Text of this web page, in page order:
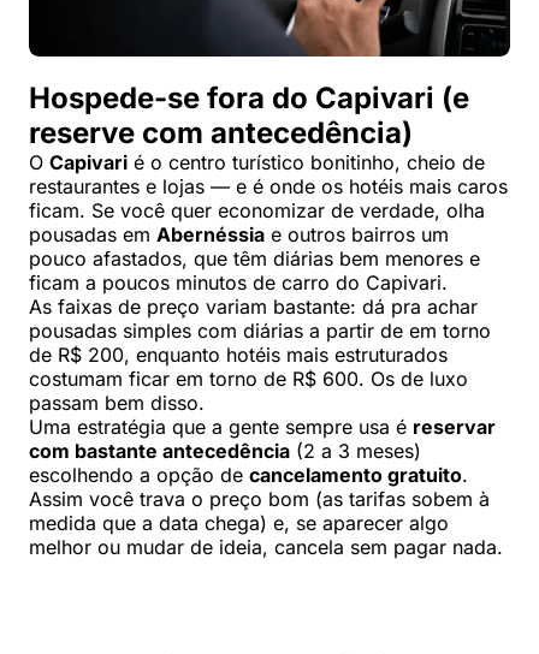
Hospede-se fora do Capivari (e
reserve com antecedência)
O Capivari é o centro turístico bonitinho, cheio de
restaurantes e lojas — e é onde os hotéis mais caros
ficam. Se você quer economizar de verdade, olha
pousadas em Abernéssia e outros bairros um
pouco afastados, que têm diárias bem menores e
ficam a poucos minutos de carro do Capivari.
As faixas de preço variam bastante: dá pra achar
pousadas simples com diárias a partir de em torno
de R$ 200, enquanto hotéis mais estruturados
costumam ficar em torno de R$ 600. Os de luxo
passam bem disso.
Uma estratégia que a gente sempre usa é reservar
com bastante antecedência (2 a 3 meses)
escolhendo a opção de cancelamento gratuito.
Assim você trava o preço bom (as tarifas sobem à
medida que a data chega) e, se aparecer algo
melhor ou mudar de ideia, cancela sem pagar nada.